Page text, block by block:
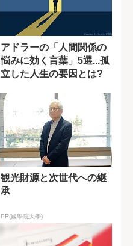
アドラーの「人間関係の
悩みに効く言葉」5選...孤
立した人生の要因とは?
観光財源と次世代への継
承
PR(國學院大學)